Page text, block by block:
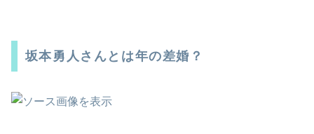
坂本勇人さんとは年の差婚？